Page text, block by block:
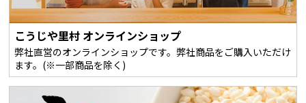
こうじや里村 オンラインショップ
弊社直営のオンラインショップです。弊社商品をご購入いただけ
ます。(※一部商品を除く)